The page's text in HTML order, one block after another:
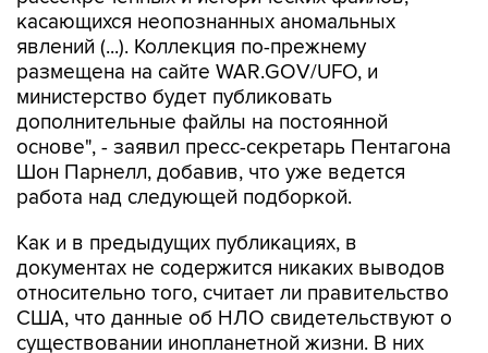
касающихся неопознанных аномальных
явлений (...). Коллекция по-прежнему
размещена на сайте WAR.GOV/UFO, и
министерство будет публиковать
дополнительные файлы на постоянной
основе", - заявил пресс-секретарь Пентагона
Шон Парнелл, добавив, что уже ведется
работа над следующей подборкой.
Как и в предыдущих публикациях, в
документах не содержится никаких выводов
относительно того, считает ли правительство
США, что данные об НЛО свидетельствуют о
существовании инопланетной жизни. В них